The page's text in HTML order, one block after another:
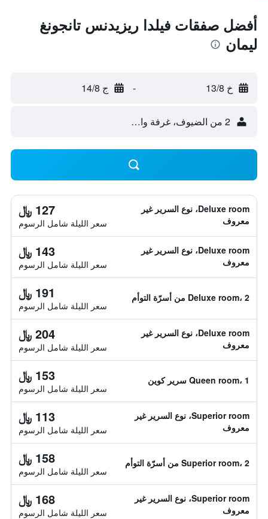
أفضل صفقات فيلدا ريزيدنس تانجونغ
ليمان
خ 13/8 - ج 14/8
2 من الضيوف، غرفة واحدة
Deluxe room، نوع السرير غير
معروف
127 ﷼
سعر الليلة شامل الرسوم
Deluxe room، نوع السرير غير
معروف
143 ﷼
سعر الليلة شامل الرسوم
Deluxe room، 2 من أسرّة التوأم 191 ﷼
سعر الليلة شامل الرسوم
Deluxe room، نوع السرير غير
معروف
204 ﷼
سعر الليلة شامل الرسوم
Queen room، 1 سرير كوين 153 ﷼
سعر الليلة شامل الرسوم
Superior room، نوع السرير غير
معروف
113 ﷼
سعر الليلة شامل الرسوم
Superior room، 2 من أسرّة التوأم 158 ﷼
سعر الليلة شامل الرسوم
Superior room، نوع السرير غير
معروف
168 ﷼
سعر الليلة شامل الرسوم